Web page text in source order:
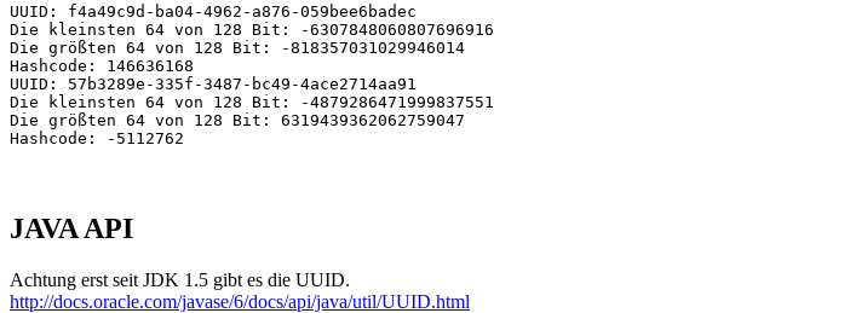
UUID: f4a49c9d-ba04-4962-a876-059bee6badec
Die kleinsten 64 von 128 Bit: -6307848060807696916
Die größten 64 von 128 Bit: -818357031029946014
Hashcode: 146636168
UUID: 57b3289e-335f-3487-bc49-4ace2714aa91
Die kleinsten 64 von 128 Bit: -4879286471999837551
Die größten 64 von 128 Bit: 6319439362062759047
JAVA API
Achtung erst seit JDK 1.5 gibt es die UUID.
http://docs.oracle.com/javase/6/docs/api/java/util/UUID.html